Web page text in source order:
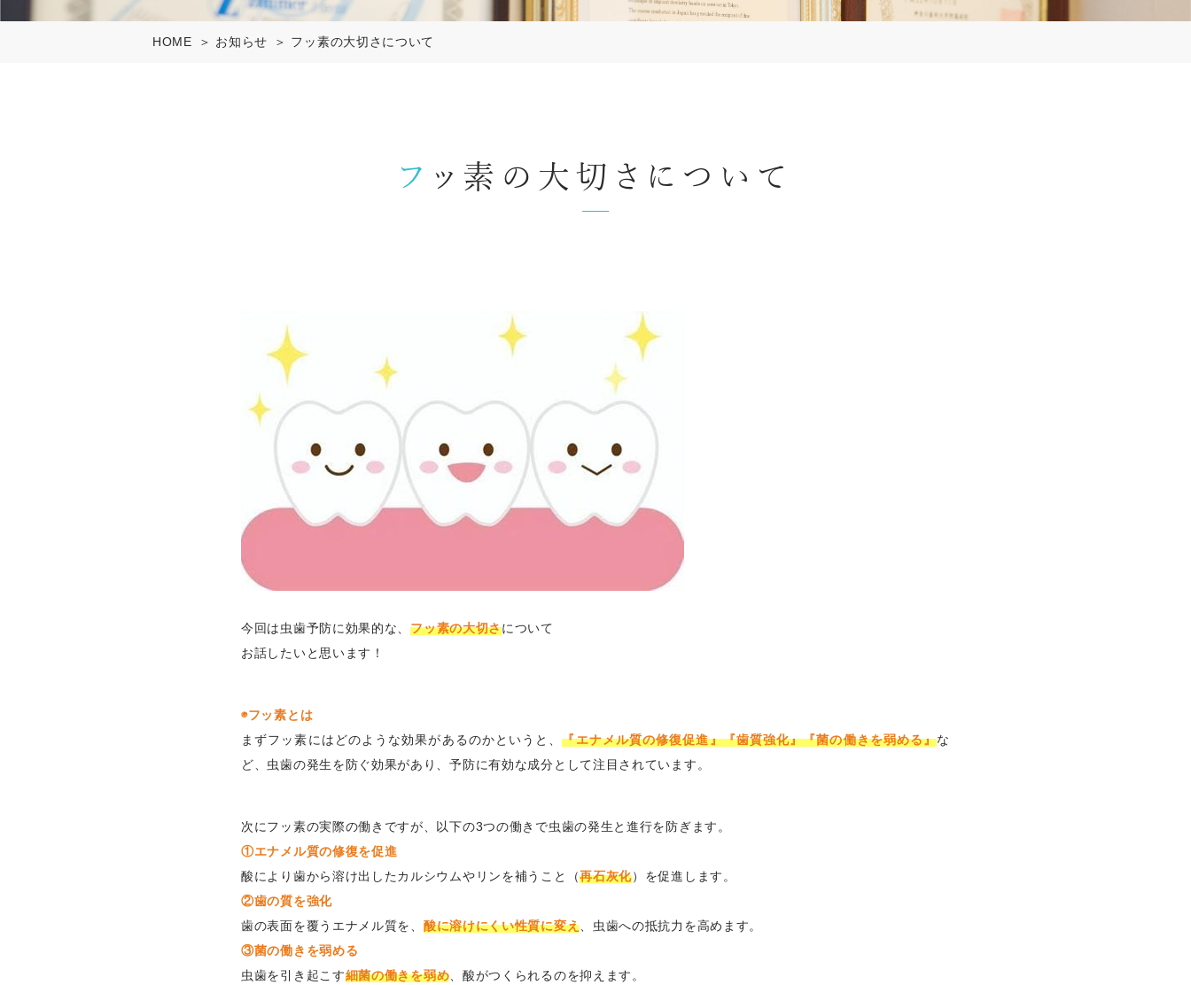
HOME お知らせ フッ素の大切さについて
フッ素の大切さについて
今回は虫歯予防に効果的な、フッ素の大切さについて
お話したいと思います！
◉フッ素とは
まずフッ素にはどのような効果があるのかというと、『エナメル質の修復促進』『歯質強化』『菌の働きを弱める』な
ど、虫歯の発生を防ぐ効果があり、予防に有効な成分として注目されています。
次にフッ素の実際の働きですが、以下の3つの働きで虫歯の発生と進行を防ぎます。
①エナメル質の修復を促進
酸により歯から溶け出したカルシウムやリンを補うこと（再石灰化）を促進します。
②歯の質を強化
歯の表面を覆うエナメル質を、 酸に溶けにくい性質に変え 、虫歯への抵抗力を高めます。
③菌の働きを弱める
虫歯を引き起こす細菌の働きを弱め 、酸がつくられるのを抑えます。